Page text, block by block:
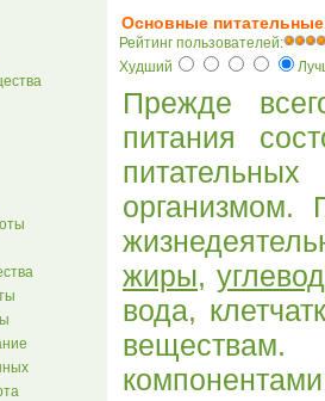
Основные
Рейтинг пользователей:
Худший
Прежде
питания
организмом.
жиры,
вода,